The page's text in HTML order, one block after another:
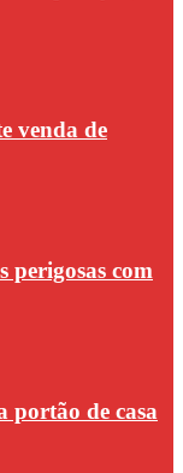
venda de
perigosas com
portão de casa